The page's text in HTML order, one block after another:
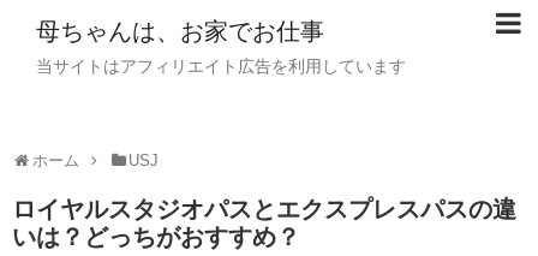
母ちゃんは、お家でお仕事
当サイトはアフィリエイト広告を利用しています
ホーム USJ
ロイヤルスタジオパスとエクスプレスパスの違
いは？どっちがおすすめ？